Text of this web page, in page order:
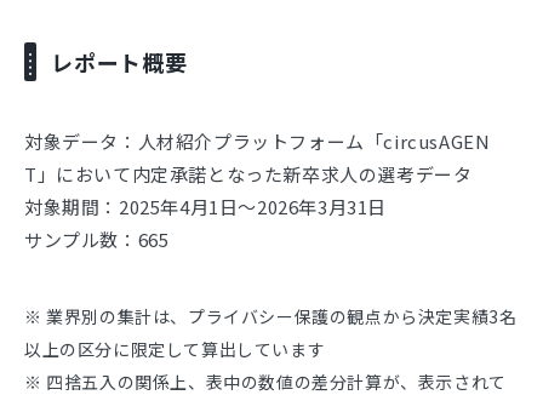
レポート概要
対象データ：人材紹介プラットフォーム「circusAGEN
T」において内定承諾となった新卒求人の選考データ
対象期間：2025年4月1日～2026年3月31日
サンプル数：665
※ 業界別の集計は、プライバシー保護の観点から決定実績3名
以上の区分に限定して算出しています
※ 四捨五入の関係上、表中の数値の差分計算が、表示されて